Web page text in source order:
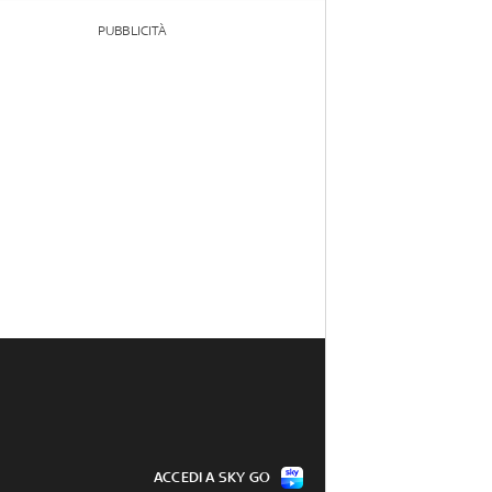
PUBBLICITÀ
ACCEDI A SKY GO